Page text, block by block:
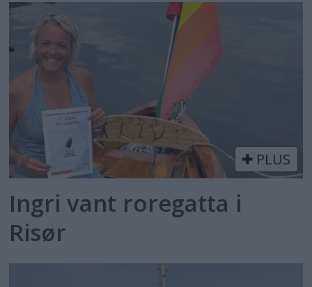
PLUS
Ingri vant roregatta i
Risør